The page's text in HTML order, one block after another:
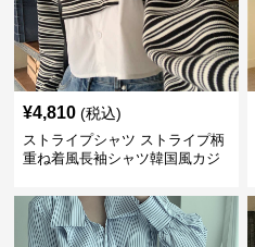
¥4,810 (税込)
ストライプシャツ ストライプ柄
重ね着風長袖シャツ韓国風カジ